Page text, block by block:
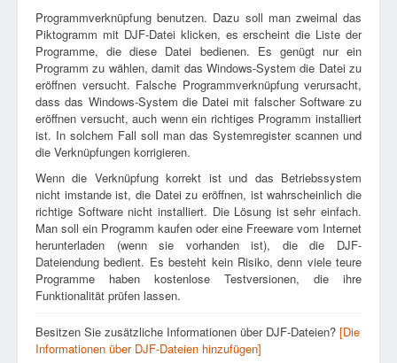
Programmverknüpfung benutzen. Dazu soll man zweimal das
Piktogramm mit DJF-Datei klicken, es erscheint die Liste der
Programme, die diese Datei bedienen. Es genügt nur ein
Programm zu wählen, damit das Windows-System die Datei zu
eröffnen versucht. Falsche Programmverknüpfung verursacht,
dass das Windows-System die Datei mit falscher Software zu
eröffnen versucht, auch wenn ein richtiges Programm installiert
ist. In solchem Fall soll man das Systemregister scannen und
die Verknüpfungen korrigieren.
Wenn die Verknüpfung korrekt ist und das Betriebssystem
nicht imstande ist, die Datei zu eröffnen, ist wahrscheinlich die
richtige Software nicht installiert. Die Lösung ist sehr einfach.
Man soll ein Programm kaufen oder eine Freeware vom Internet
herunterladen (wenn sie vorhanden ist), die die DJF-
Dateiendung bedient. Es besteht kein Risiko, denn viele teure
Programme haben kostenlose Testversionen, die ihre
Funktionalität prüfen lassen.
Besitzen Sie zusätzliche Informationen über DJF-Dateien? [Die
Informationen über DJF-Dateien hinzufügen]